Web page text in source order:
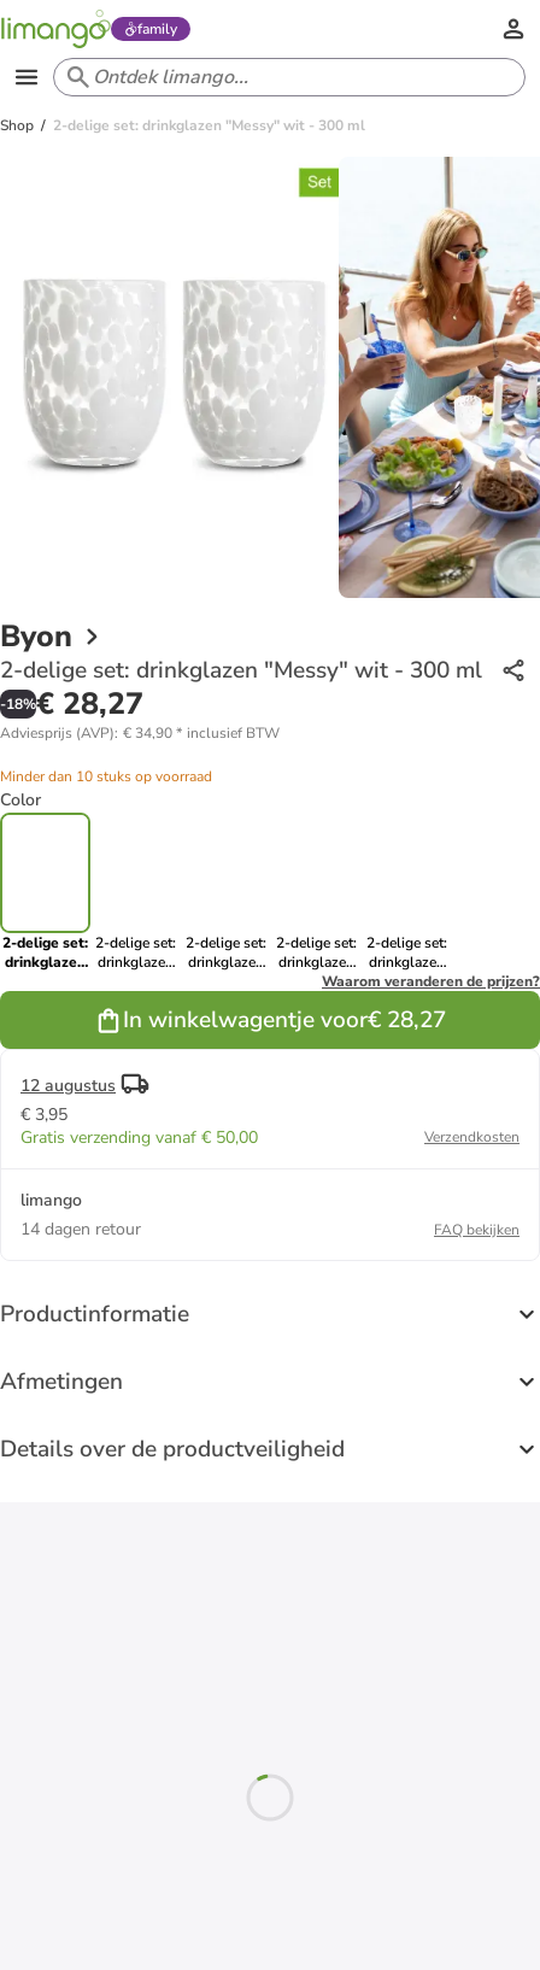
family
Shop 2-delige set: drinkglazen "Messy" wit - 300 ml
Byon
2-delige set: drinkglazen "Messy" wit - 300 ml
-18%€ 28,27
Adviesprijs (AVP): € 34,90* inclusief BTW
Minder dan 10 stuks op voorraad
Color
2-delige set:
drinkglazen
2-delige set:
drinkglazen
ml
2-delige set:
drinkglazen
ml
2-delige set:
drinkglazen
"Messy"
ml
2-delige set:
drinkglazen
"Messy"
300 ml
Waarom veranderen de prijzen?
In winkelwagentje voor€ 28,27
12 augustus
€ 3,95
Gratis verzending vanaf € 50,00
Verzendkosten
limango
14 dagen retour
FAQ bekijken
Productinformatie
Afmetingen
Details over de productveiligheid